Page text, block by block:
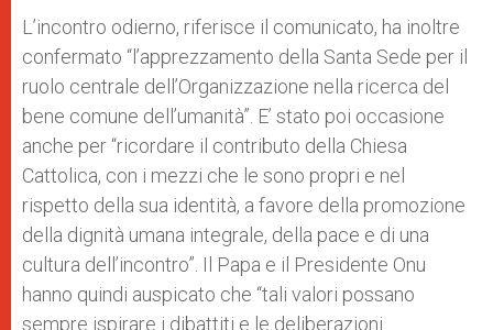
L’incontro odierno, riferisce il comunicato, ha inoltre
confermato “l’apprezzamento della Santa Sede per il
ruolo centrale dell’Organizzazione nella ricerca del
bene comune dell’umanità”. E’ stato poi occasione
anche per “ricordare il contributo della Chiesa
Cattolica, con i mezzi che le sono propri e nel
rispetto della sua identità, a favore della promozione
della dignità umana integrale, della pace e di una
cultura dell’incontro”. Il Papa e il Presidente Onu
hanno quindi auspicato che “tali valori possano
sempre ispirare i dibattiti e le deliberazioni